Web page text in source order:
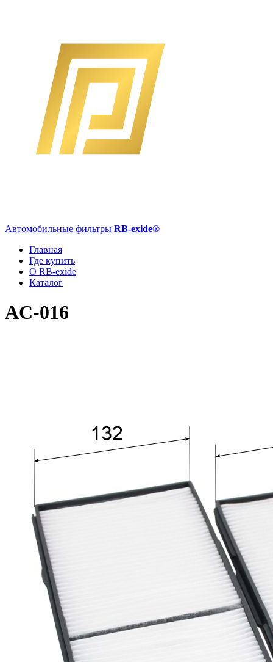
Автомобильные фильтры RB-exide®
Главная
Где купить
О RB-exide
Каталог
AC-016